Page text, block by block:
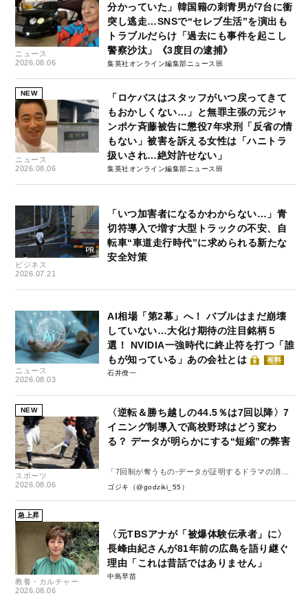
ニュース
2026.08.06
分かっていた」韓国籍の刺青男が7台に衝
突し逃走…SNSで“セレブ生活”を演出も
トラブルだらけ「過去にも事件を起こし
警察沙汰」《3度目の逮捕》
集英社オンライン編集部ニュース班
NEW
ニュース
2026.08.06
「ロケバスはスタッフがいつ戻ってきて
もおかしくない…」と無罪主張の元ジャ
ンポケ斉藤被告に懲役7年求刑「反省の情
もない」被害を訴える女性は「ハニトラ
扱いされ…絶対許せない」
集英社オンライン編集部ニュース班
ビジネス
2026.07.21
「いつ加害者になるかわからない…」青
切符導入で増す大型トラックの不安、自
転車“車道走行時代”に求められる新たな
安全対策
ニュース
2026.08.03
AI相場「第2幕」へ！ バブルはまだ崩壊
していない…大化け期待の注目銘柄５
選！ NVIDIA一強時代に終止符を打つ「誰
もが知っている」あの会社とは
有料
石井僚一
NEW
スポーツ
2026.08.06
〈逆転＆勝ち越しの44.5％は7回以降〉7
イニング制導入で高校野球はどう変わ
る？ データが明らかにする“短縮”の弊害
「7回制が奪うもの-データが証明するドラマの消
失-」
ゴジキ（@godziki_55）
急上昇
教養・カルチャー
2026.08.06
〈元TBSアナが「被爆体験伝承者」に〉
長峰由紀さんが81年前の広島を語り継ぐ
理由「これは昔話ではありません」
中島早苗